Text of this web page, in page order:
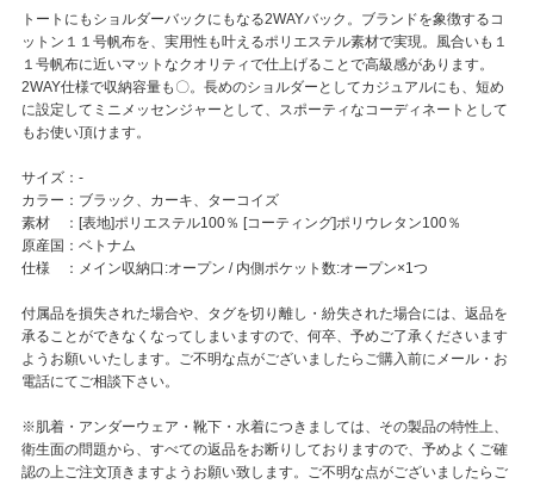
トートにもショルダーバックにもなる2WAYバック。ブランドを象徴するコ
ットン１１号帆布を、実用性も叶えるポリエステル素材で実現。風合いも１
１号帆布に近いマットなクオリティで仕上げることで高級感があります。
2WAY仕様で収納容量も〇。長めのショルダーとしてカジュアルにも、短め
に設定してミニメッセンジャーとして、スポーティなコーディネートとして
もお使い頂けます。
サイズ：-
カラー：ブラック、カーキ、ターコイズ
素材 ：[表地]ポリエステル100％ [コーティング]ポリウレタン100％
原産国：ベトナム
仕様 ：メイン収納口:オープン / 内側ポケット数:オープン×1つ
付属品を損失された場合や、タグを切り離し・紛失された場合には、返品を
承ることができなくなってしまいますので、何卒、予めご了承くださいます
ようお願いいたします。ご不明な点がございましたらご購入前にメール・お
電話にてご相談下さい。
※肌着・アンダーウェア・靴下・水着につきましては、その製品の特性上、
衛生面の問題から、すべての返品をお断りしておりますので、予めよくご確
認の上ご注文頂きますようお願い致します。ご不明な点がございましたらご